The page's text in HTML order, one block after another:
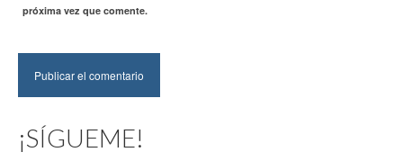
próxima vez que comente.
¡SÍGUEME!